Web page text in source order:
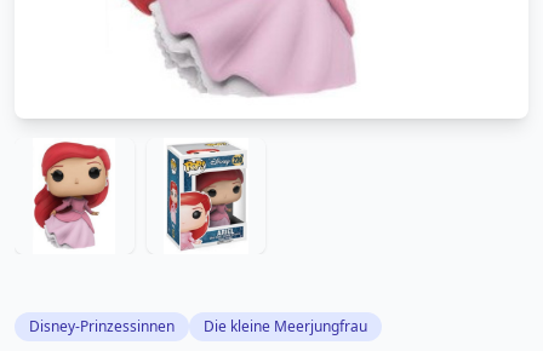
Disney-Prinzessinnen Die kleine Meerjungfrau